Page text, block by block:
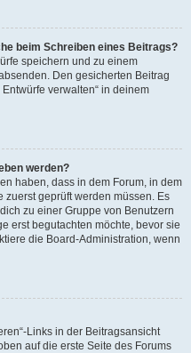
beim Schreiben eines Beitrags?
speichern und zu einem
Den gesicherten Beitrag
verwalten“ in deinem
werden?
haben, dass in dem Forum, in dem
geprüft werden müssen. Es
zu einer Gruppe von Benutzern
erst begutachten möchte, bevor sie
die Board-Administration, wenn
Links in der Beitragsansicht
auf die erste Seite des Forums